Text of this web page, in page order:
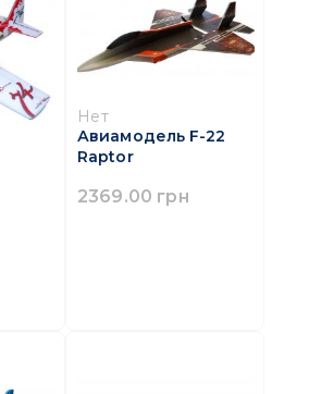
Нет
Авиамодель F-22
Raptor
2369.00 грн